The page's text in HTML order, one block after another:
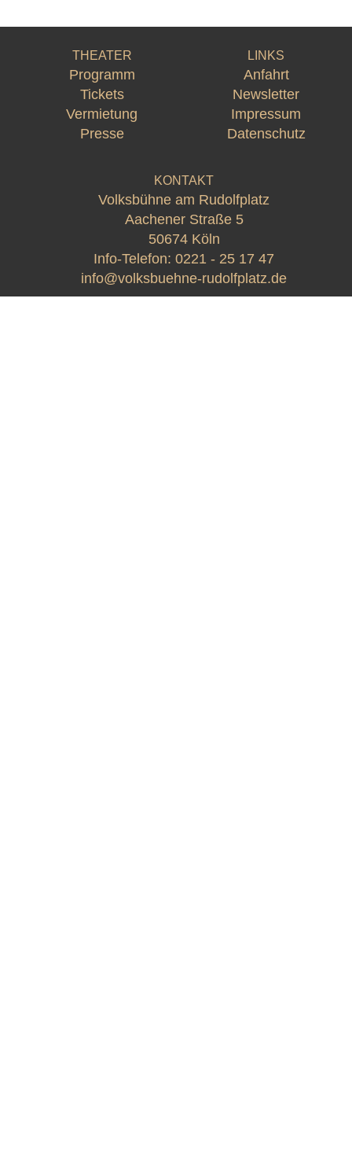
THEATER
Programm
Tickets
Vermietung
Presse
LINKS
Anfahrt
Newsletter
Impressum
Datenschutz
KONTAKT
Volksbühne am Rudolfplatz
Aachener Straße 5
50674 Köln
Info-Telefon: 0221 - 25 17 47
info@volksbuehne-rudolfplatz.de